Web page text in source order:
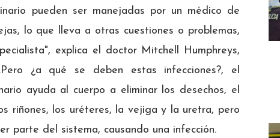
pueden ser manejadas por un médico de
lo que lleva a otras cuestiones o problemas,
explica el doctor Mitchell Humphreys,
¿a qué se deben estas infecciones?, el
ayuda al cuerpo a eliminar los desechos, el
riñones, los uréteres, la vejiga y la uretra, pero
parte del sistema, causando una infección.